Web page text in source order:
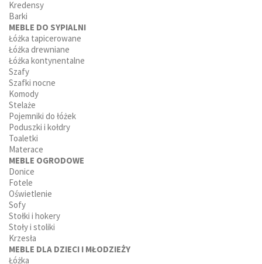
Kredensy
Barki
MEBLE DO SYPIALNI
Łóżka tapicerowane
Łóżka drewniane
Łóżka kontynentalne
Szafy
Szafki nocne
Komody
Stelaże
Pojemniki do łóżek
Poduszki i kołdry
Toaletki
Materace
MEBLE OGRODOWE
Donice
Fotele
Oświetlenie
Sofy
Stołki i hokery
Stoły i stoliki
Krzesła
MEBLE DLA DZIECI I MŁODZIEŻY
Łóżka